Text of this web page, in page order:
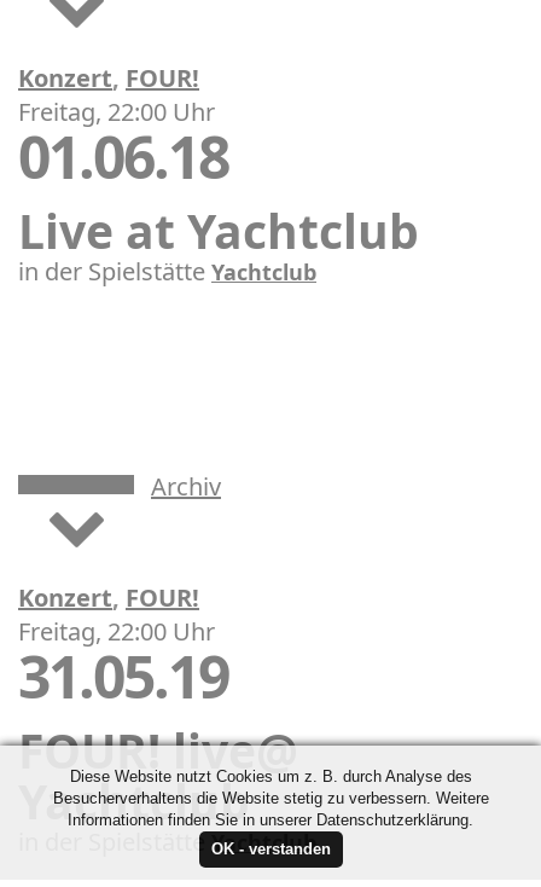
Konzert, FOUR!
Freitag, 22:00 Uhr
01.06.18
Live at Yachtclub
in der Spielstätte Yachtclub
Konzert, FOUR!
Archiv
Freitag, 22:00 Uhr
31.05.19
FOUR! live@
Yachtclub
in der SpielstätteYachtclub
Diese Website nutzt Cookies um z. B. durch Analyse des
Besucherverhaltens die Website stetig zu verbessern. Weitere
Informationen finden Sie in unserer Datenschutzerklärung.